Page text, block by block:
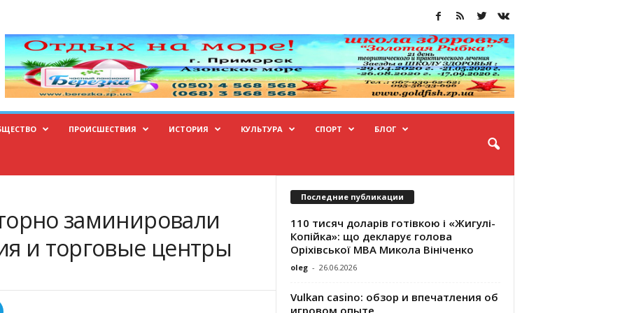
ПРОИСШЕСТВИЯ ИСТОРИЯ КУЛЬТУРА СПОРТ БЛОГ
заминировали
и торговые центры
Последние публикации
110 тисяч доларів готівкою і «Жигулі-
Копійка»: що декларує голова
Оріхівської МВА Микола Вініченко
oleg - 26.06.2026
Vulkan casino: обзор и впечатления об
игровом опыте